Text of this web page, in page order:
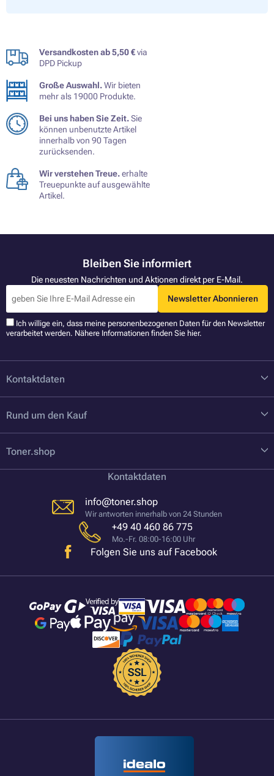
Versandkosten ab 5,50 €via
DPD Pickup
Große Auswahl.Wir bieten
mehr als 19000 Produkte.
Bei uns haben Sie Zeit.Sie
können unbenutzte Artikel
innerhalb von 90 Tagen
zurücksenden.
Wir verstehen Treue.erhalte
Treuepunkte auf ausgewählte
Artikel.
Bleiben Sie informiert
Die neuesten Nachrichten und Aktionen direkt per E-Mail.
Newsletter Abonnieren
Ich willige ein, dass meine personenbezogenen Daten für den Newsletter
verarbeitet werden. Nähere Informationen finden Sie hier.
Kontaktdaten
Rund um den Kauf
Toner.shop
Kontaktdaten
info@toner.shop
Wir antworten innerhalb von 24 Stunden
+49 40 460 86 775
Mo.-Fr. 08:00-16:00 Uhr
Folgen Sie uns auf Facebook